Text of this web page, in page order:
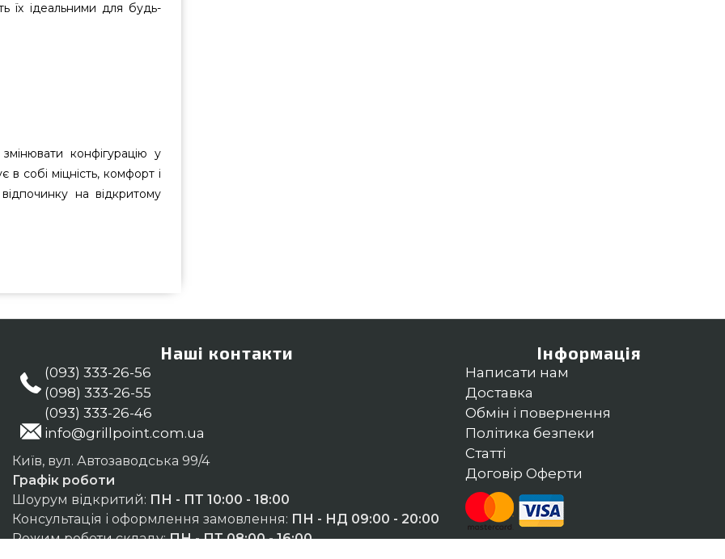
їх ідеальними для будь-
конфігурацію у
собі міцність, комфорт і
на відкритому
в інтернет магазині
номер 0(800) 337-275 и мы
Наші контакти
(093) 333-26-56
(098) 333-26-55
(093) 333-26-46
info@grillpoint.com.ua
Київ, вул. Автозаводська 99/4
Графік роботи
Шоурум відкритий: ПН - ПТ 10:00 - 18:00
Консультація і оформлення замовлення: ПН - НД 09:00 - 20:00
Режим роботи складу:ПН - ПТ 08:00 - 16:00
Інформація
Написати нам
Доставка
Обмін і повернення
Політика безпеки
Статті
Договір Оферти